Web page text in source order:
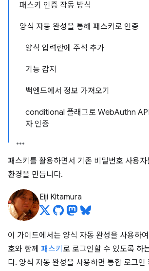
패스키 인증 작동 방식
양식 자동 완성을 통해 패스키로 인증
양식 입력란에 주석 추가
기능 감지
백엔드에서 정보 가져오기
conditional 플래그로 WebAuthn
자 인증
패스키를 활용하면서 기존 비밀번호 사용
환경을 만듭니다.
Eiji Kitamura
이 가이드에서는 양식 자동 완성을 사용하
호와 함께 패스키 로 로그인할 수 있도록 하
다. 양식 자동 완성을 사용하면 통합 로그인